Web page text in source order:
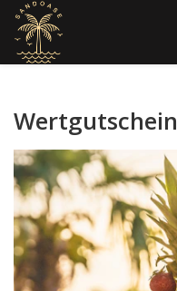
Wertgutschein